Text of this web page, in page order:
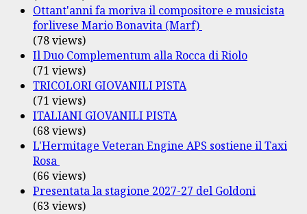
Ottant'anni fa moriva il compositore e musicista
forlivese Mario Bonavita (Marf)
(78 views)
Il Duo Complementum alla Rocca di Riolo
(71 views)
TRICOLORI GIOVANILI PISTA
(71 views)
ITALIANI GIOVANILI PISTA
(68 views)
L'Hermitage Veteran Engine APS sostiene il Taxi
Rosa
(66 views)
Presentata la stagione 2027-27 del Goldoni
(63 views)